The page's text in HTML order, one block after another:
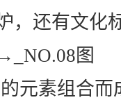
元素组合而